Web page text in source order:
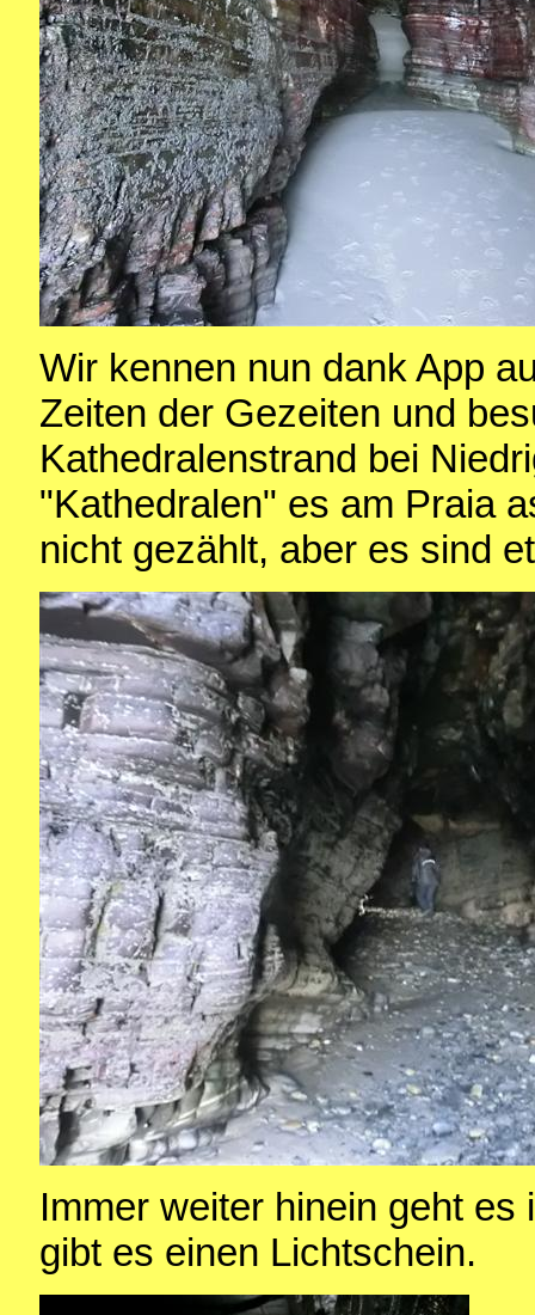
Wir kennen nun dank App
Zeiten der Gezeiten und
Kathedralenstrand bei
"Kathedralen" es am Praia
nicht gezählt, aber es sind
Immer weiter hinein geht
gibt es einen Lichtschein.